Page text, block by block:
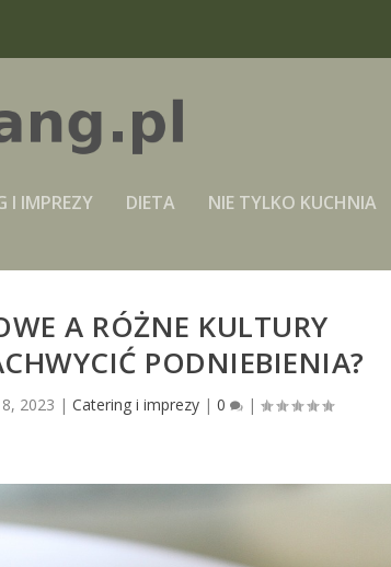
I IMPREZY DIETA NIE TYLKO KUCHNIA
A RÓŻNE KULTURY
PODNIEBIENIA?
2023 | Catering i imprezy| 0 |